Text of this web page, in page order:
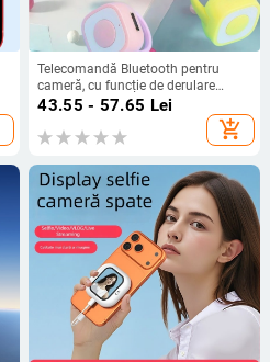
Telecomandă Bluetooth pentru
cameră, cu funcție de derulare
pagini prin atingere, model zl-01,
greutate aproximativă 4 g
43.55 - 57.65 Lei
add_shopping_cart